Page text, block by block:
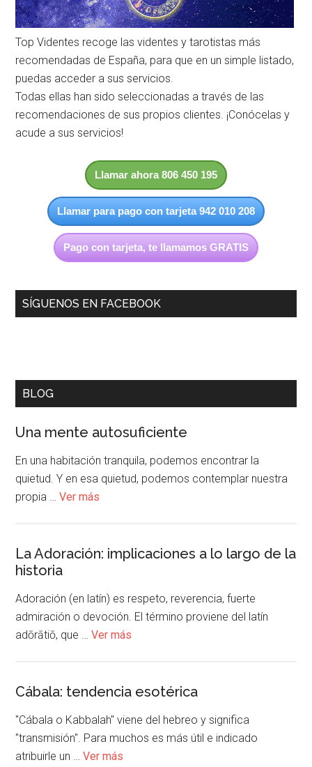
Top Videntes recoge las videntes y tarotistas más
recomendadas de España, para que en un simple listado,
puedas acceder a sus servicios.
Todas ellas han sido seleccionadas a través de las
recomendaciones de sus propios clientes. ¡Conócelas y
acude a sus servicios!
Llamar ahora 806 450 195
Llamar para pago con tarjeta 942 010 208
Pago con tarjeta, te llamamos GRATIS
SÍGUENOS EN FACEBOOK
BLOG
Una mente autosuficiente
En una habitación tranquila, podemos encontrar la
quietud. Y en esa quietud, podemos contemplar nuestra
propia …Ver más
La Adoración: implicaciones a lo largo de la
historia
Adoración (en latín) es respeto, reverencia, fuerte
admiración o devoción. El término proviene del latín
adōrātiō, que …Ver más
Cábala: tendencia esotérica
"Cábala o Kabbalah" viene del hebreo y significa
"transmisión". Para muchos es más útil e indicado
atribuirle un …Ver más